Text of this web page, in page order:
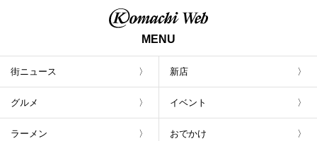
MENU
街ニュース 新店
グルメ イベント
ラーメン おでかけ